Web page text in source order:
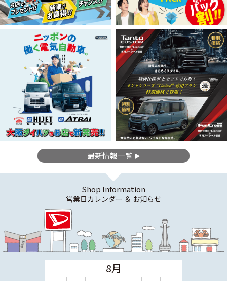
最新情報一覧
Shop Information
営業日カレンダー ＆ お知らせ
8月